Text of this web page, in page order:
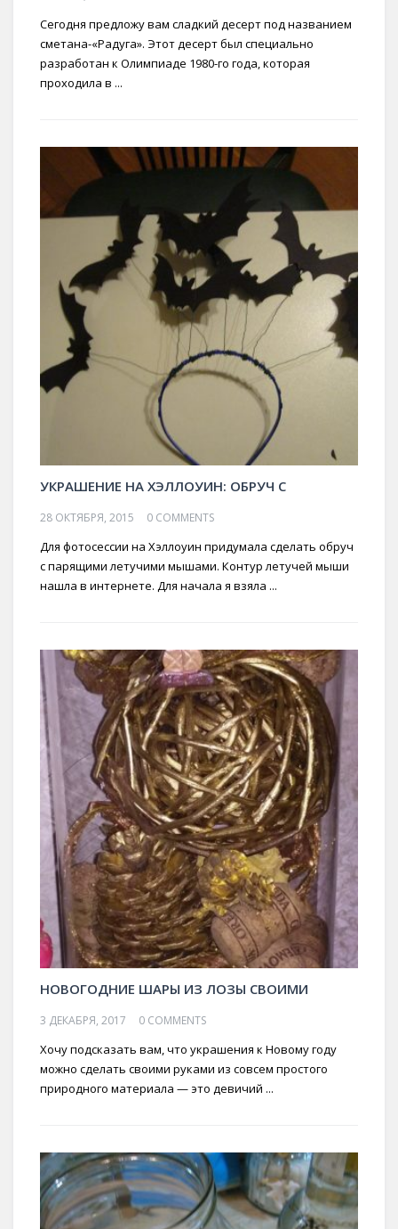
Сегодня предложу вам сладкий десерт под названием
сметана-«Радуга». Этот десерт был специально
разработан к Олимпиаде 1980-го года, которая
проходила в ...
УКРАШЕНИЕ НА ХЭЛЛОУИН: ОБРУЧ С
28 ОКТЯБРЯ, 2015 0 COMMENTS
Для фотосессии на Хэллоуин придумала сделать обруч
с парящими летучими мышами. Контур летучей мыши
нашла в интернете. Для начала я взяла ...
НОВОГОДНИЕ ШАРЫ ИЗ ЛОЗЫ СВОИМИ
3 ДЕКАБРЯ, 2017 0 COMMENTS
Хочу подсказать вам, что украшения к Новому году
можно сделать своими руками из совсем простого
природного материала — это девичий ...